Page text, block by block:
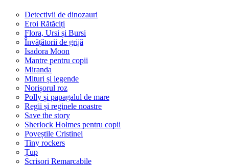
Detectivii de dinozauri
Eroi Rătăciți
Flora, Ursi și Bursi
Învățătorii de grijă
Isadora Moon
Mantre pentru copii
Miranda
Mituri și legende
Norișorul roz
Polly și papagalul de mare
Regii și reginele noastre
Save the story
Sherlock Holmes pentru copii
Poveștile Cristinei
Tiny rockers
Țup
Scrisori Remarcabile